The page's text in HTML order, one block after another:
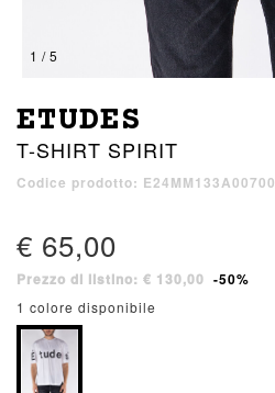
1 / 5
ETUDES
T-SHIRT SPIRIT
Codice prodotto: E24MM133A00700
€ 65,00
Prezzo di listino: € 130,00 -50%
1 colore disponibile